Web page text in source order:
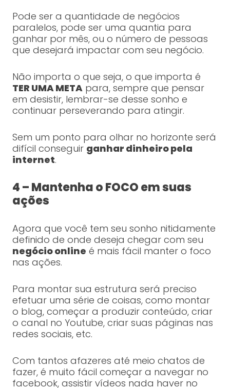
Pode ser a quantidade de negócios
paralelos, pode ser uma quantia para
ganhar por mês, ou o número de pessoas
que desejará impactar com seu negócio.
Não importa o que seja, o que importa é
TER UMA METApara, sempre que pensar
em desistir, lembrar-se desse sonho e
continuar perseverando para atingir.
Sem um ponto para olhar no horizonte será
difícil conseguir ganhar dinheiro pela
internet.
4 – Mantenha o FOCO em suas
ações
Agora que você tem seu sonho nitidamente
definido de onde deseja chegar com seu
negócio online é mais fácil manter o foco
nas ações.
Para montar sua estrutura será preciso
efetuar uma série de coisas, como montar
o blog, começar a produzir conteúdo, criar
o canal no Youtube, criar suas páginas nas
redes sociais, etc.
Com tantos afazeres até meio chatos de
fazer, é muito fácil começar a navegar no
facebook, assistir vídeos nada haver no